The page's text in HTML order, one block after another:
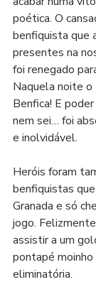
poética. O
benfiquista que
presentes na
foi renegado
Naquela noite
Benfica! E
nem sei… foi
e inolvidável.
Heróis foram
benfiquistas
Granada e só
jogo.
assistir a um
pontapé moinho
eliminatória.